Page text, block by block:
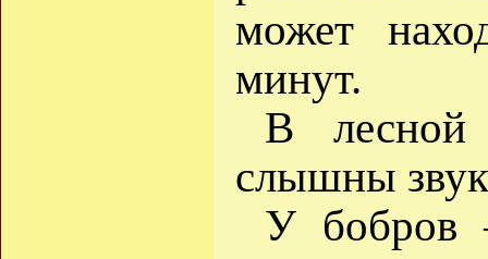
может
минут.
В
слышны
У бобров